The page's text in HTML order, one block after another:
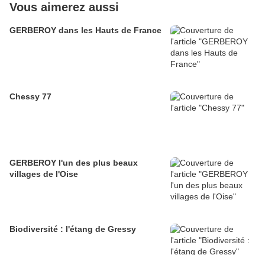
Vous aimerez aussi
GERBEROY dans les Hauts de France
Chessy 77
GERBEROY l'un des plus beaux
villages de l'Oise
Biodiversité : l'étang de Gressy